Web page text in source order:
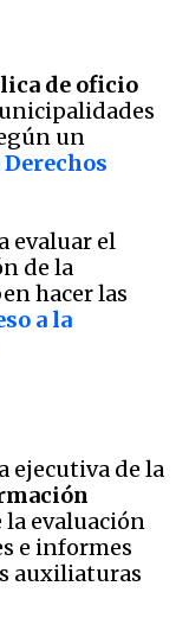
de oficio
un
evaluar el
de la
hacer las
a la
ejecutiva de la
la evaluación
e informes
auxiliaturas